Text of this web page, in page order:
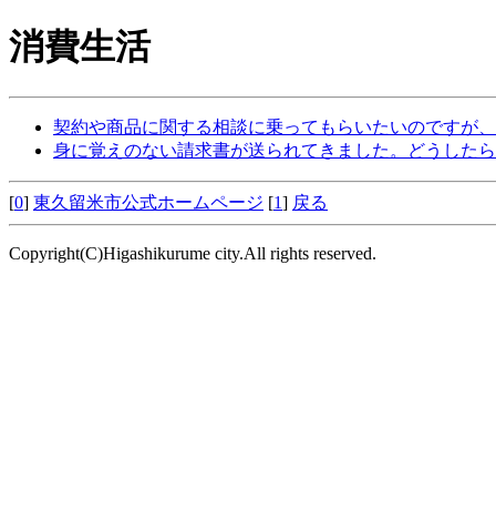
消費生活
契約や商品に関する相談に乗ってもらいたいのですが
身に覚えのない請求書が送られてきました。どうした
[0] 東久留米市公式ホームページ [1] 戻る
Copyright(C)Higashikurume city.All rights reserved.